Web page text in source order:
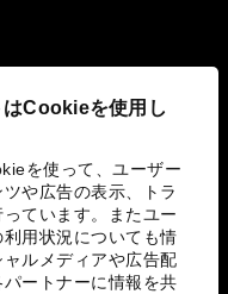
Cookieを使用し
を使って、ユーザー
や広告の表示、トラ
ています。またユー
用状況についても情
ルメディアや広告配
ートナーに情報を共